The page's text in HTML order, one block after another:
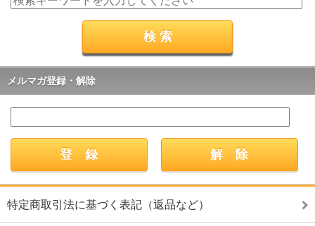
メルマガ登録・解除
特定商取引法に基づく表記（返品など）